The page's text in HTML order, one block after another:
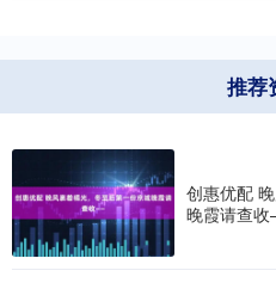
推荐
创惠优配
晚霞请查